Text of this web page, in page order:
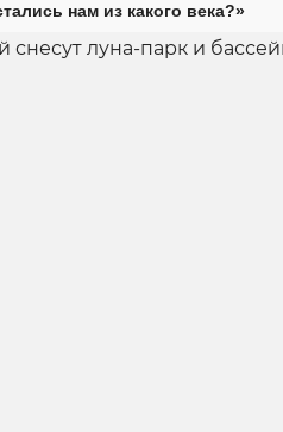
нам из какого века?»